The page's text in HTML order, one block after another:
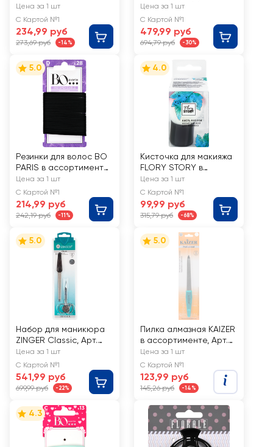
KAIZER Имидж, цвета в
ассортименте, Арт.
050000
Цена за 1 шт
С Картой №1
234,99 руб
273,69 руб -14%
заточенные
Цена за 1 шт
С Картой №1
479,99 руб
694,79 руб -30%
5.0
Резинки для волос BO
PARIS в ассортименте,
Арт. 512021
Цена за 1 шт
С Картой №1
214,99 руб
242,19 руб -11%
4.0
Кисточка для макияжа
FLORY STORY в
ассортименте, Арт.
HJ-MB012
Цена за 1 шт
С Картой №1
99,99 руб
315,79 руб -68%
5.0
Набор для маникюра
ZINGER Classic, Арт.
SIS-13
Цена за 1 шт
С Картой №1
541,99 руб
699,99 руб -22%
5.0
Пилка алмазная KAIZER
в ассортименте, Арт.
701030
Цена за 1 шт
С Картой №1
123,99 руб
145,26 руб -14%
4.3